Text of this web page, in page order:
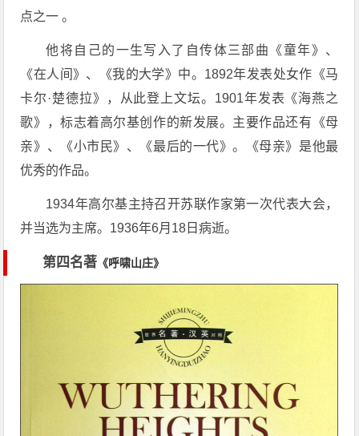
点之一 。
他将自己的一生写入了自传体三部曲《童年》、
《在人间》、《我的大学》中。1892年发表处女作《马
卡尔·楚德拉》，从此登上文坛。1901年发表《海燕之
歌》，标志着高尔基创作的新发展。主要作品还有《母
亲》、《小市民》、《最后的一代》。《母亲》是他最
优秀的作品。
1934年高尔基主持召开苏联作家第一次代表大会，
并当选为主席。1936年6月18日病逝。
第四名著 《呼啸山庄》